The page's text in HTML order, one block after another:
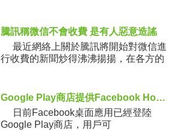
騰訊稱微信不會收費 是有人惡意造謠
最近網絡上關於騰訊將開始對微信進
行收費的新聞炒得沸沸揚揚，在各方的
Google Play商店提供Facebook Home免費下載
日前Facebook桌面應用已經登陸
Google Play商店，用戶可